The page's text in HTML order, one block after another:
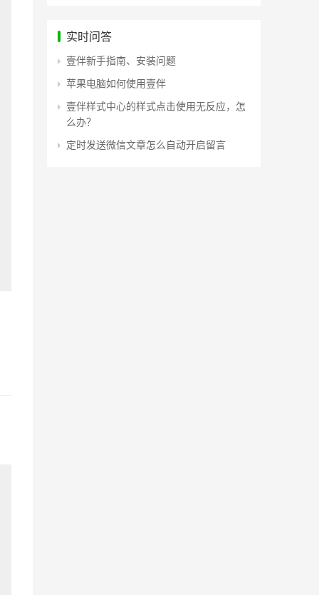
实时问答
壹伴新手指南、安装问题
苹果电脑如何使用壹伴
壹伴样式中心的样式点击使用无反应，怎
么办？
定时发送微信文章怎么自动开启留言